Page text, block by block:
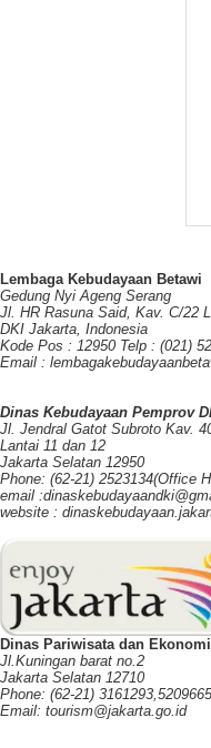
Lembaga Kebudayaan Betawi
Gedung Nyi Ageng Serang
Jl. HR Rasuna Said, Kav. C/22
DKI Jakarta, Indonesia
Kode Pos : 12950 Telp : (021)
Email :
Dinas Kebudayaan Pemprov
Jl. Jendral Gatot Subroto Kav.
Lantai 11 dan 12
Jakarta Selatan 12950
Phone: (62-21) 2523134(Office
email
website :
Dinas Pariwisata dan
Jl.Kuningan barat no.2
Jakarta Selatan 12710
Phone: (62-21)
Email: tourism@jakarta.go.id